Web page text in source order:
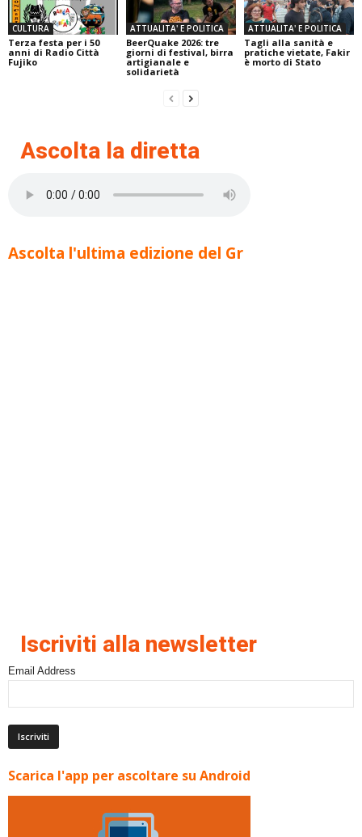
CULTURA
Terza festa per i 50
anni di Radio Città
Fujiko
ATTUALITA' E POLITICA
BeerQuake 2026: tre
giorni di festival, birra
artigianale e
solidarietà
ATTUALITA' E POLITICA
Tagli alla sanità e
pratiche vietate, Fakir
è morto di Stato
Ascolta la diretta
Ascolta l'ultima edizione del Gr
Iscriviti alla newsletter
Email Address
Scarica l'app per ascoltare su Android